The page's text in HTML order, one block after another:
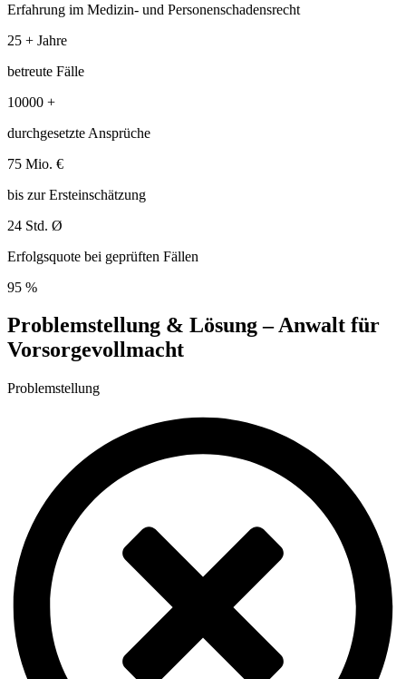
Erfahrung im Medizin- und Personenschadensrecht
25 + Jahre
betreute Fälle
10000 +
durchgesetzte Ansprüche
75 Mio. €
bis zur Ersteinschätzung
24 Std. Ø
Erfolgsquote bei geprüften Fällen
95 %
Problemstellung & Lösung – Anwalt für
Vorsorgevollmacht
Problemstellung